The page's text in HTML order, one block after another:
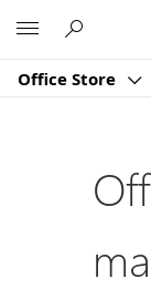
Office Store